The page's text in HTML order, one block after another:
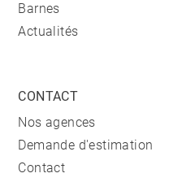
Barnes
Actualités
CONTACT
Nos agences
Demande d'estimation
Contact